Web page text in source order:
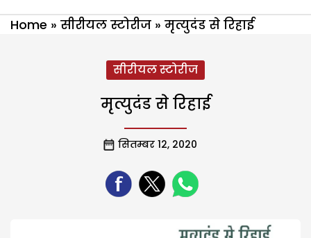
Home » सीरीयल स्टोरीज » मृत्युदंड से रिहाई
सीरीयल स्टोरीज
मृत्युदंड से रिहाई
सितम्बर 12, 2020